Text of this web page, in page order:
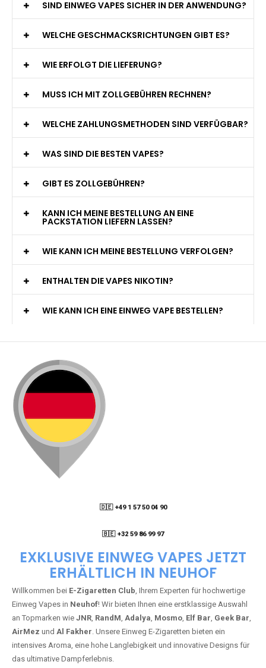
SIND EINWEG VAPES SICHER IN DER ANWENDUNG?
WELCHE GESCHMACKSRICHTUNGEN GIBT ES?
WIE ERFOLGT DIE LIEFERUNG?
MUSS ICH MIT ZOLLGEBÜHREN RECHNEN?
WELCHE ZAHLUNGSMETHODEN SIND VERFÜGBAR?
WAS SIND DIE BESTEN VAPES?
GIBT ES ZOLLGEBÜHREN?
KANN ICH MEINE BESTELLUNG AN EINE
PACKSTATION LIEFERN LASSEN?
WIE KANN ICH MEINE BESTELLUNG VERFOLGEN?
ENTHALTEN DIE VAPES NIKOTIN?
WIE KANN ICH EINE EINWEG VAPE BESTELLEN?
🇩🇪 +49 1 57 50 04 90
🇧🇪 +32 59 86 99 97
EXKLUSIVE EINWEG VAPES JETZT
ERHÄLTLICH IN NEUHOF
Willkommen bei E-Zigaretten Club, Ihrem Experten für hochwertige
Einweg Vapes in Neuhof! Wir bieten Ihnen eine erstklassige Auswahl
an Topmarken wie JNR, RandM, Adalya, Mosmo, Elf Bar, Geek Bar,
AirMez und Al Fakher. Unsere Einweg E-Zigaretten bieten ein
intensives Aroma, eine hohe Langlebigkeit und innovative Designs für
das ultimative Dampferlebnis.